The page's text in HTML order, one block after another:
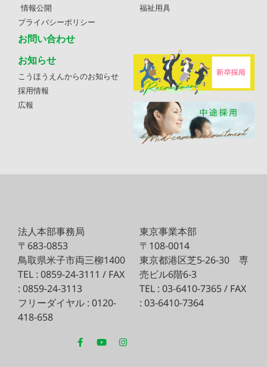
情報公開
プライバシーポリシー
お問い合わせ
福祉用具
お知らせ
こうほうえんからのお知らせ
採用情報
広報
法人本部事務局
〒683-0853
鳥取県米子市両三柳1400
TEL : 0859-24-3111 / FAX
: 0859-24-3113
フリーダイヤル : 0120-
418-658
東京事業本部
〒108-0014
東京都港区芝5-26-30 専
売ビル6階6-3
TEL : 03-6410-7365 / FAX
: 03-6410-7364